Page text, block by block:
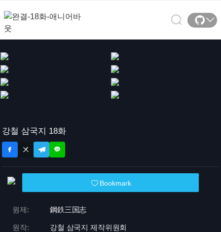
강철 삼국지 18화
Bookmark
원제: 鋼鉄三国志
원작: 강철 삼국지 제작위원회